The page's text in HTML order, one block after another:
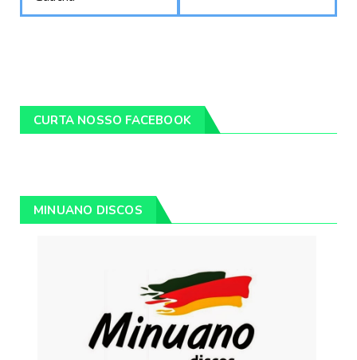
CURTA NOSSO FACEBOOK
MINUANO DISCOS